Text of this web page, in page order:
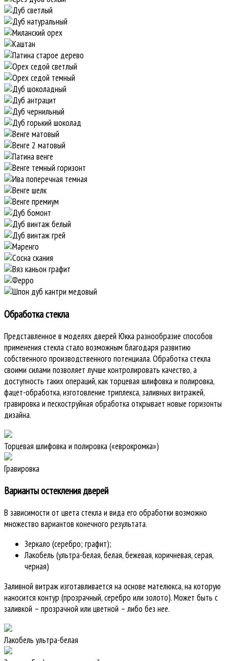
Обработка стекла
Представленное в моделях дверей Юкка разнообразие способов
применения стекла стало возможным благодаря развитию
собственного производственного потенциала. Обработка стекла
своими силами позволяет лучше контролировать качество, а
доступность таких операций, как торцевая шлифовка и полировка,
фацет-обработка, изготовление триплекса, заливных витражей,
гравировка и пескоструйная обработка открывает новые горизонты
дизайна.
Торцевая шлифовка и полировка («еврокромка»)
Гравировка
Варианты остекления дверей
В зависимости от цвета стекла и вида его обработки возможно
множество вариантов конечного результата.
Зеркало (серебро; графит);
Лакобель (ультра-белая, белая, бежевая, коричневая, серая,
черная)
Заливной витраж изготавливается на основе мателюкса, на которую
наносится контур (прозрачный, серебро или золото). Может быть с
заливкой – прозрачной или цветной – либо без нее.
Лакобель ультра-белая